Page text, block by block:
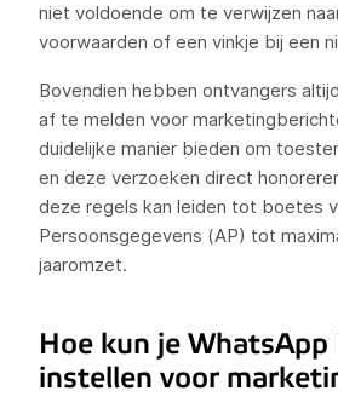
niet voldoende om te verwijzen
voorwaarden of een vinkje bij een
Bovendien hebben ontvangers
af te melden voor
duidelijke manier bieden om
en deze verzoeken direct
deze regels kan leiden tot boetes
Persoonsgegevens (AP) tot
jaaromzet.
Hoe kun je WhatsApp
instellen voor